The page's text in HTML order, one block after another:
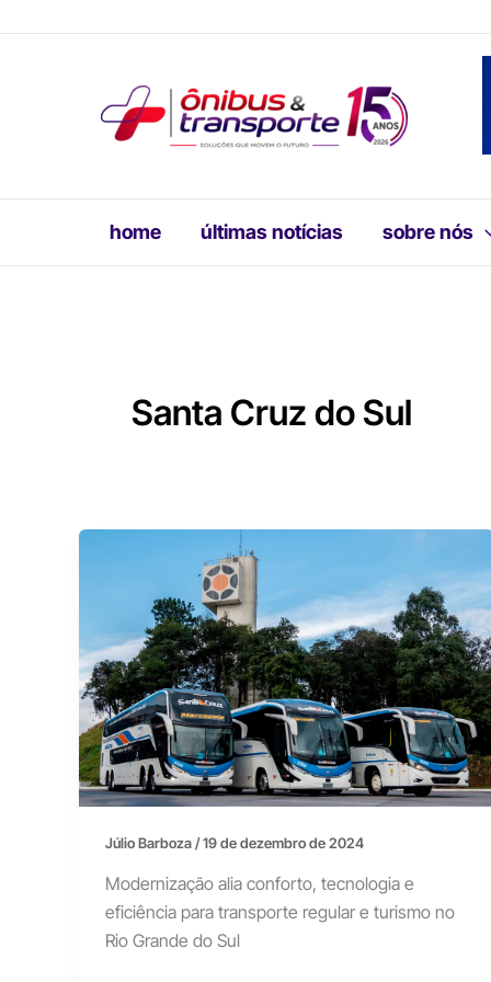
home últimas notícias sobre nós
Santa Cruz do Sul
Júlio Barboza/19 de dezembro de 2024
Modernização alia conforto, tecnologia e
eficiência para transporte regular e turismo no
Rio Grande do Sul